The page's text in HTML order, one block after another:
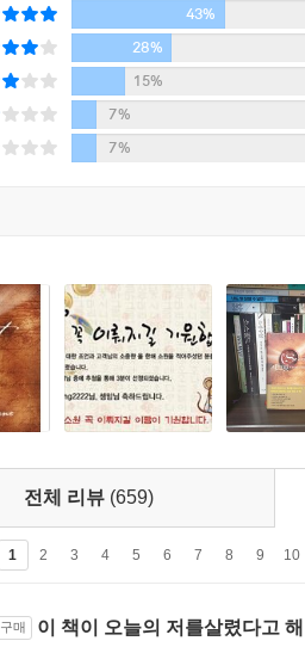
43%
28%
15%
7%
7%
전체 리뷰 (659)
1 2 3 4 5 6 7 8 9 10
구매 이 책이 오늘의 저를살렸다고